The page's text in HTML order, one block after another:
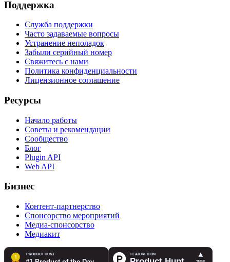
Поддержка
Служба поддержки
Часто задаваемые вопросы
Устранение неполадок
Забыли серийный номер
Свяжитесь с нами
Политика конфиденциальности
Лицензионное соглашение
Ресурсы
Начало работы
Советы и рекомендации
Сообщество
Блог
Plugin API
Web API
Бизнес
Контент-партнерство
Спонсорство мероприятий
Медиа-спонсорство
Медиакит